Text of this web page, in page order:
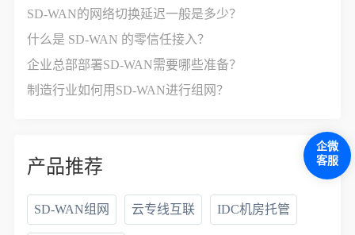
SD-WAN的网络切换延迟一般是多少？
什么是 SD-WAN 的零信任接入？
企业总部部署SD-WAN需要哪些准备？
制造行业如何用SD-WAN进行组网？
产品推荐
SD-WAN组网 云专线互联 IDC机房托管
企微
客服